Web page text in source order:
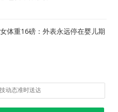
体重16磅：外表永远停在婴儿期